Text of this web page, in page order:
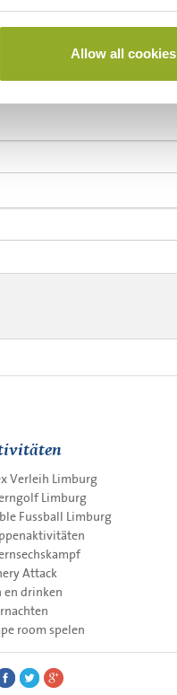
Allow all cookies
Verleih Limburg
Limburg
Fussball Limburg
Attack
en drinken
room spelen